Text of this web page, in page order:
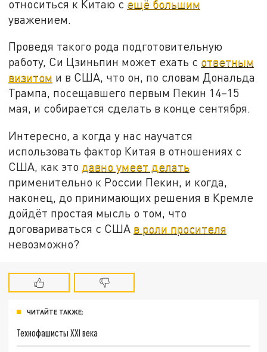
относиться к Китаю с ещё большим
уважением.
Проведя такого рода подготовительную
работу, Си Цзиньпин может ехать с ответным
визитом и в США, что он, по словам Дональда
Трампа, посещавшего первым Пекин 14–15
мая, и собирается сделать в конце сентября.
Интересно, а когда у нас научатся
использовать фактор Китая в отношениях с
США, как это давно умеет делать
применительно к России Пекин, и когда,
наконец, до принимающих решения в Кремле
дойдёт простая мысль о том, что
договариваться с США в роли просителя
невозможно?
ЧИТАЙТЕ ТАКЖЕ:
Технофашисты XXI века